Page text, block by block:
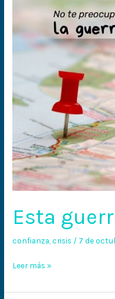
Esta
confianza ,crisis / 7 de
Leer más »